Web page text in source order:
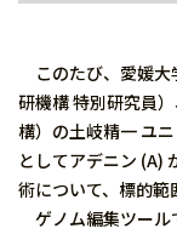
このたび、愛媛大
研機構 特別研究員
構）の土岐精一 ユ
としてアデニン (A)
術について、標的範
ゲノム編集ツール